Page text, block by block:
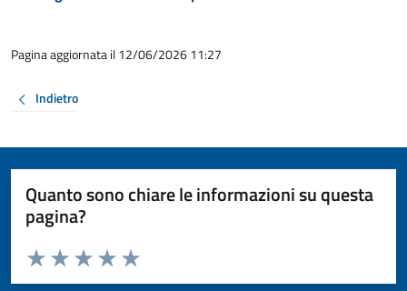
Pagina aggiornata il 12/06/2026 11:27
Indietro
Quanto sono chiare le informazioni su questa
pagina?
Valuta da 1 a 5 stelle la pagina
Valuta 5 stelle su 5
Valuta 4 stelle su 5
Valuta 3 stelle su 5
Valuta 2 stelle su 5
Valuta 1 stelle su 5